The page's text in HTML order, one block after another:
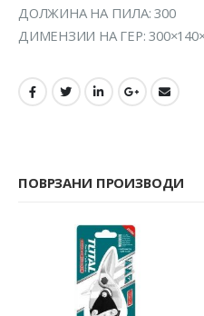
ДОЛЖИНА НА ПИЛА: 300
ДИМЕНЗИИ НА ГЕР:
ПОВРЗАНИ ПРОИЗВОДИ